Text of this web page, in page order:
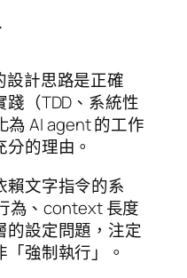
設計思路是正確
（TDD、系統性
為 AI agent 的工作
的理由。
賴文字指令的系
為、context 長度
的設定問題，注定
強制執行」。